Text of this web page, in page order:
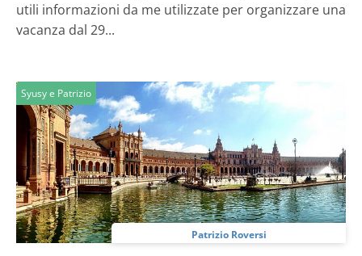
utili informazioni da me utilizzate per organizzare una
vacanza dal 29...
Syusy e Patrizio
Patrizio Roversi